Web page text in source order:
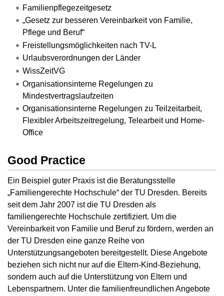
Familienpflegezeitgesetz
„Gesetz zur besseren Vereinbarkeit von Familie,
Pflege und Beruf“
Freistellungsmöglichkeiten nach TV-L
Urlaubsverordnungen der Länder
WissZeitVG
Organisationsinterne Regelungen zu
Mindestvertragslaufzeiten
Organisationsinterne Regelungen zu Teilzeitarbeit,
Flexibler Arbeitszeitregelung, Telearbeit und Home-
Office
Good Practice
Ein Beispiel guter Praxis ist die Beratungsstelle
„Familiengerechte Hochschule“ der TU Dresden. Bereits
seit dem Jahr 2007 ist die TU Dresden als
familiengerechte Hochschule zertifiziert. Um die
Vereinbarkeit von Familie und Beruf zu fördern, werden an
der TU Dresden eine ganze Reihe von
Unterstützungsangeboten bereitgestellt. Diese Angebote
beziehen sich nicht nur auf die Eltern-Kind-Beziehung,
sondern auch auf die Unterstützung von Eltern und
Lebenspartnern. Unter die familienfreundlichen Angebote